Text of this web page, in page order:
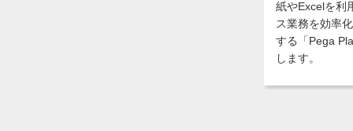
紙やExcelを利
ス業務を効率
する「Pega
します。